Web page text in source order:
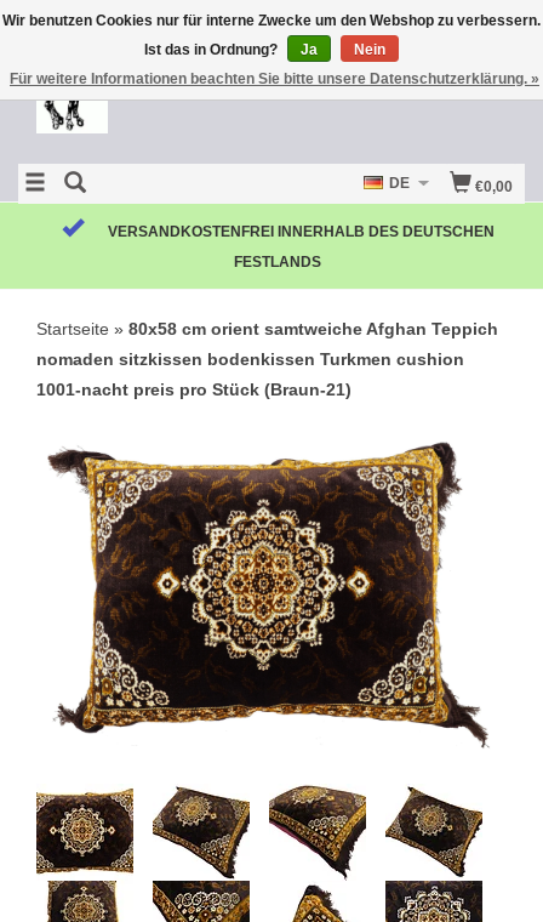
€0,00
DE
VERSANDKOSTENFREI INNERHALB DES DEUTSCHEN
FESTLANDS
Startseite » 80x58 cm orient samtweiche Afghan Teppich
nomaden sitzkissen bodenkissen Turkmen cushion
1001-nacht preis pro Stück (Braun-21)
Wir benutzen Cookies nur für interne Zwecke um den Webshop zu verbessern.
Ist das in Ordnung?
Ja
Nein
Für weitere Informationen beachten Sie bitte unsere Datenschutzerklärung. »